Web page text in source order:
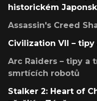
historickém
Assassin's Creed
Civilization VII –
Arc Raiders – tipy a
smrtících robotů
Stalker 2: Heart of